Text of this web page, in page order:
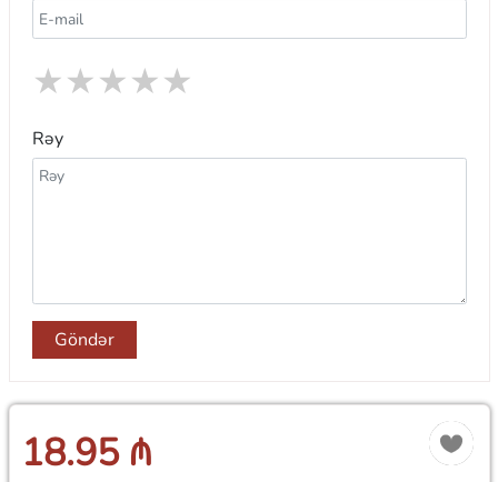
★
★
★
★
★
Rəy
Göndər
18.95 ₼